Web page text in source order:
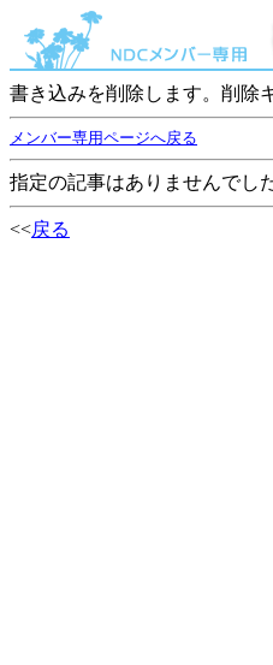
書き込みを削除します。削除
メンバー専用ページへ戻る
指定の記事はありませんでした
<<戻る